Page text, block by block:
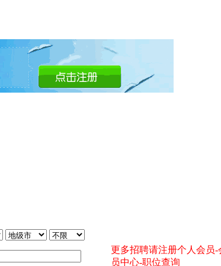
更多招聘请注册个人会员-
员中心-职位查询